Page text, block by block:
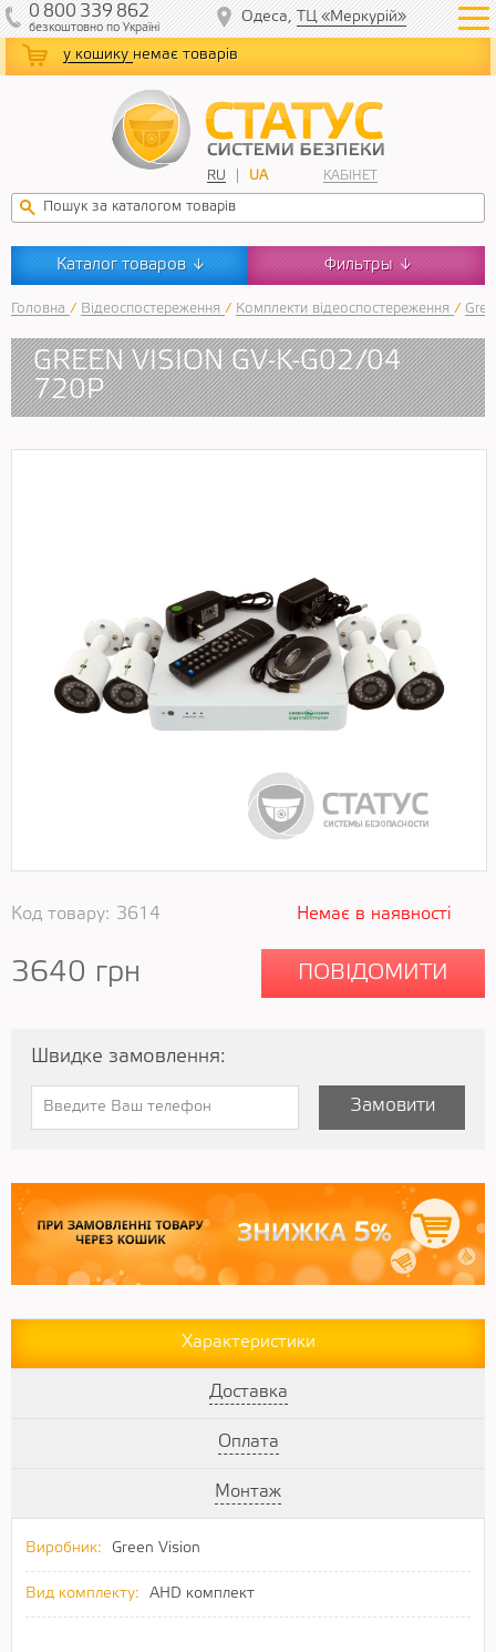
у кошику немає товарів
RU UA КАБІНЕТ
0 800 339 862
безкоштовнопо Україні
Одеса, ТЦ «Меркурій»
Каталог товаров ↓ Фильтры ↓
Головна / Відеоспостереження / Комплекти відеоспостереження /
GREEN VISION GV-K-G02/04
720Р
Код товару: 3614 Немає в наявності
3640 грн ПОВІДОМИТИ
Швидке замовлення:
Замовити
Характеристики
Доставка
Оплата
Монтаж
Виробник: Green Vision
Вид комплекту: AHD комплект